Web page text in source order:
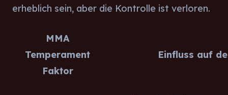
erheblich sein, aber die Kontrolle ist verloren.
MMA
Temperament
Faktor
Einfluss auf